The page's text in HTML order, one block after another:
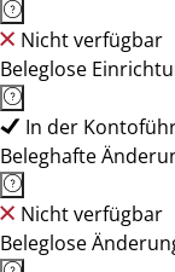
Nicht verfügbar
Beleglose
In der
Beleghafte
Nicht verfügbar
Beleglose